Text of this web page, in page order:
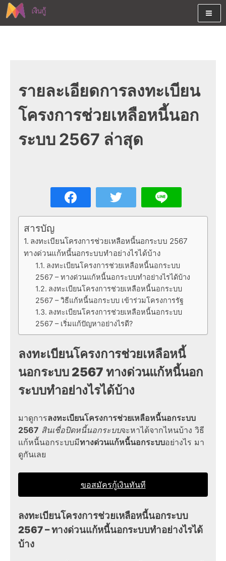
Skip
to
เงินสด และมีรีไฟแนนซ์ด้วย
รายละเอียดการลงทะเบียน
โครงการช่วยเหลือหนี้นอก
ระบบ 2567 ล่าสุด
สารบัญ
ลงทะเบียนโครงการช่วยเหลือหนี้นอกระบบ 2567
ทางด่วนแก้หนี้นอกระบบทำอย่างไรได้บ้าง
ลงทะเบียนโครงการช่วยเหลือหนี้นอกระบบ
2567 – ทางด่วนแก้หนี้นอกระบบทำอย่างไรได้บ้าง
ลงทะเบียนโครงการช่วยเหลือหนี้นอกระบบ
2567 – วิธีแก้หนี้นอกระบบ เข้าร่วมโครงการรัฐ
ลงทะเบียนโครงการช่วยเหลือหนี้นอกระบบ
2567 – เริ่มแก้ปัญหาอย่างไรดี?
ลงทะเบียนโครงการช่วยเหลือหนี้
นอกระบบ 2567 ทางด่วนแก้หนี้นอก
ระบบทำอย่างไรได้บ้าง
มาดูการลงทะเบียนโครงการช่วยเหลือหนี้นอกระบบ
2567 สินเชื่อปิดหนี้นอกระบบจะหาได้จากไหนบ้าง วิธี
แก้หนี้นอกระบบมีทางด่วนแก้หนี้นอกระบบอย่างไร มา
ดูกันเลย
ขอสมัครกู้เงินทันที
ลงทะเบียนโครงการช่วยเหลือหนี้นอกระบบ
2567–ทางด่วนแก้หนี้นอกระบบทำอย่างไรได้
บ้าง